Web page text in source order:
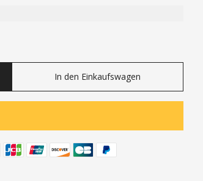
In den Einkaufswagen